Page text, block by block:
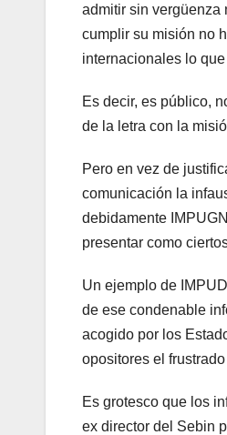
admitir sin vergüenza
cumplir su misión no
internacionales lo
Es decir, es público,
de la letra con la
Pero en vez de
comunicación la
debidamente
presentar como
Un ejemplo de
de ese condenable
acogido por los
opositores el
Es grotesco que los
ex director del Sebin